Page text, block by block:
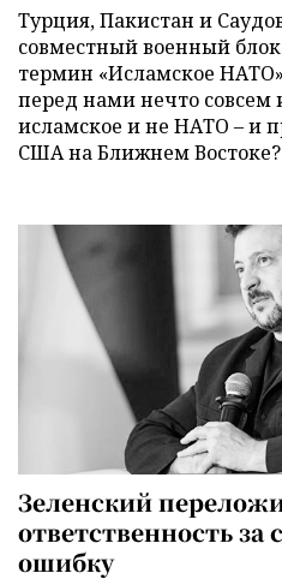
Турция, Пакистан и
совместный военный
термин «Исламское
перед нами нечто совсем
исламское и не НАТО – и
США на Ближнем Востоке?
Зеленский
ответственность за
ошибку